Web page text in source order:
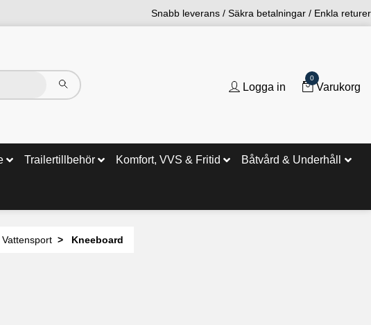
Snabb leverans / Säkra betalningar / Enkla returer
Logga in
0
Varukorg
Trailertillbehör Komfort, VVS & Fritid Båtvård & Underhåll
Vattensport Kneeboard